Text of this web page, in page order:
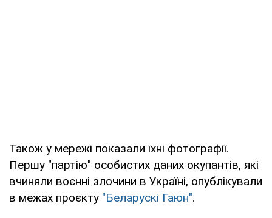
Також у мережі показали їхні фотографії.
Першу "партію" особистих даних окупантів, які
вчиняли воєнні злочини в Україні, опублікували
в межах проєкту "Беларускі Гаюн".